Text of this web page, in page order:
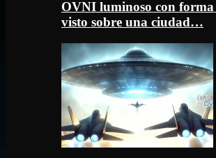
OVNI luminoso con forma
visto sobre una ciudad…